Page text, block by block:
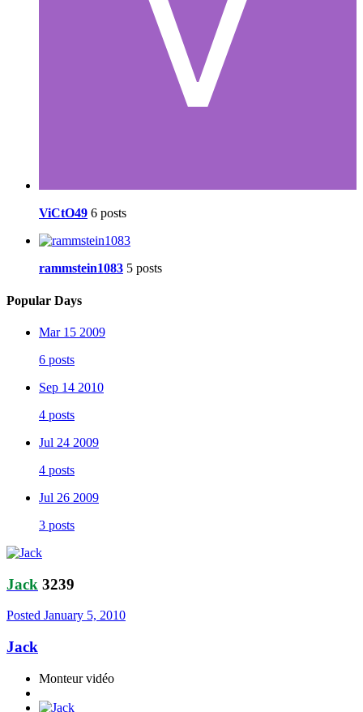
ViCtO49 6 posts
rammstein1083 5 posts
Popular Days
Mar 15 2009
6 posts
Sep 14 2010
4 posts
Jul 24 2009
4 posts
Jul 26 2009
3 posts
Jack 3239
Posted January 5, 2010
Jack
Monteur vidéo